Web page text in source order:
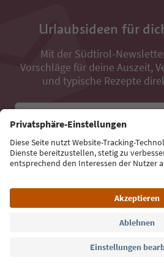
Urlaubsideen für
Mit der Südtirol-
Vorschläge für deine Auszeit,
und typische Rezepte
Jetzt